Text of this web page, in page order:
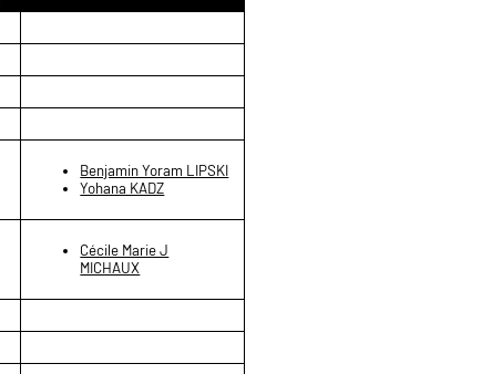
Benjamin Yoram LIPSKI
Yohana KADZ
Cécile Marie J
MICHAUX